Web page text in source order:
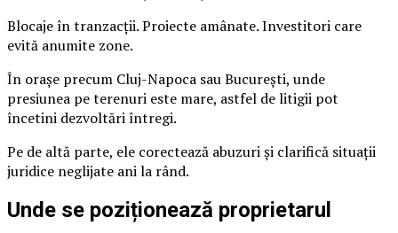
Blocaje în tranzacții. Proiecte amânate. Investitori care
evită anumite zone.
În orașe precum Cluj-Napoca sau București, unde
presiunea pe terenuri este mare, astfel de litigii pot
încetini dezvoltări întregi.
Pe de altă parte, ele corectează abuzuri și clarifică situații
juridice neglijate ani la rând.
Unde se poziționează proprietarul